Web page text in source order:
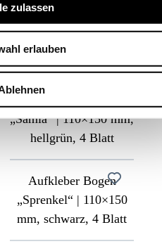
zulassen
erlauben
bunt, 4 Blatt
„Samia“ | 110×150 mm,
hellgrün, 4 Blatt
Aufkleber Bogen
„Sprenkel“ | 110×150
mm, schwarz, 4 Blatt